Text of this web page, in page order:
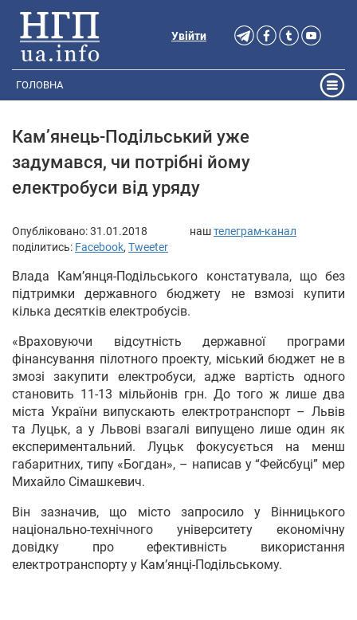
Увійти
ГОЛОВНА
Кам’янець-Подільський уже
задумався, чи потрібні йому
електробуси від уряду
Опубліковано:31.01.2018 наштелеграм-канал
поділитись: Facebook, Tweeter
Влада Кам’янця-Подільського констатувала, що без
підтримки державного бюджету не взмозі купити
кілька десятків електробусів.
«Враховуючи відсутність державної програми
фінансування пілотного проекту, міський бюджет не в
змозі закупити електробуси, адже вартість одного
становить 11-13 мільйонів грн. До того ж лише два
міста України випускають електротранспорт – Львів
та Луцьк, а у Львові взагалі випущено лише один як
експериментальний. Луцьк фокусується на менш
габаритних, типу «Богдан», – написав у “Фейсбуці” мер
Михайло Сімашкевич.
Він зазначив, що місто запросило у Вінницького
національно-технічного університету економічну
довідку про ефективність використання
електротранспорту у Кам’янці-Подільському.